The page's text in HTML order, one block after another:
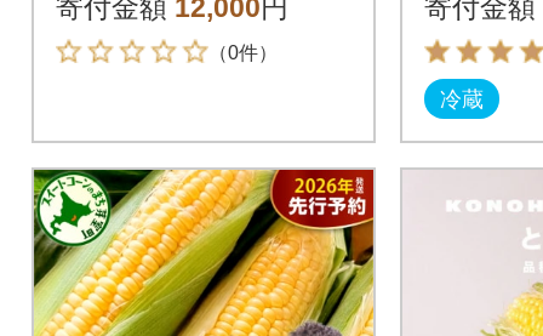
寄付金額 12,000円
（0件）
寄付金額
冷蔵